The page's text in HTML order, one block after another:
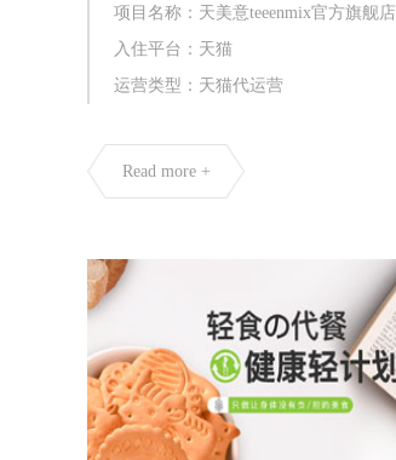
项目名称：天美意teeenmix官方旗舰店
入住平台：天猫
运营类型：天猫代运营
Read more +